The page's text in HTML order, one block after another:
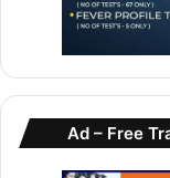
Ad – Free